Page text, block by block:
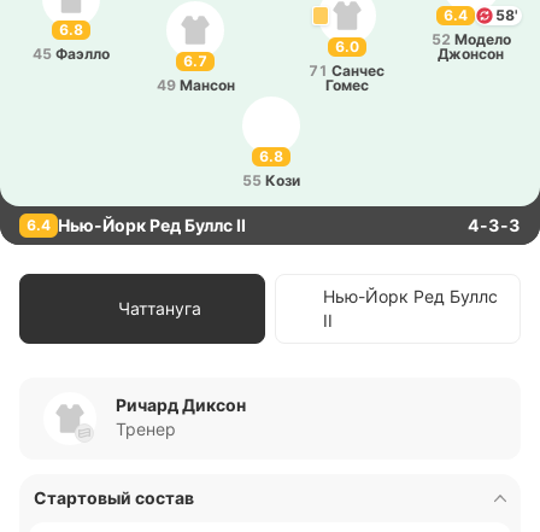
6.8
55 Кози
6.4
58'
52 Модело
Джо­нсон
6.0
71 Санчес
Гомес
6.8
45 Фаэлло
6.7
49 Мансон
6.4 Нью-Йорк Ред Буллс II 4-3-3
Чаттануга
Нью-Йорк Ред Буллс
II
Ричард Диксон
Тренер
Стартовый состав